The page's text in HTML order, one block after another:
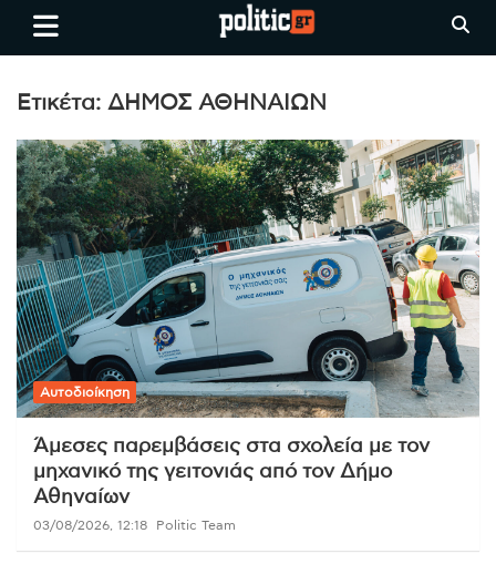
Skip
Ειδήσεις απο τη
Θεσσαλονίκη, την Ελλάδα και
όλο τον Κόσμο
politic.gr
Ετικέτα: ΔΗΜΟΣ ΑΘΗΝΑΙΩΝ
Αυτοδιοίκηση
Άμεσες παρεμβάσεις στα σχολεία με τον
μηχανικό της γειτονιάς από τον Δήμο
Αθηναίων
03/08/2026, 12:18 Politic Team